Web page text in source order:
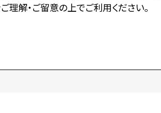
理解・ご留意の上でご利用ください。